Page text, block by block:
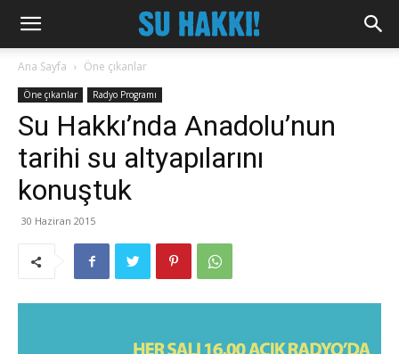
Ana Sayfa Öne çıkanlar
Öne çıkanlar Radyo Programı
Su Hakkı’nda Anadolu’nun
tarihi su altyapılarını
konuştuk
30 Haziran 2015